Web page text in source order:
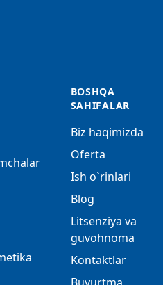
BOSHQA
SAHIFALAR
Biz haqimizda
Oferta
Ish o`rinlari
Blog
Litsenziya va
guvohnoma
Kontaktlar